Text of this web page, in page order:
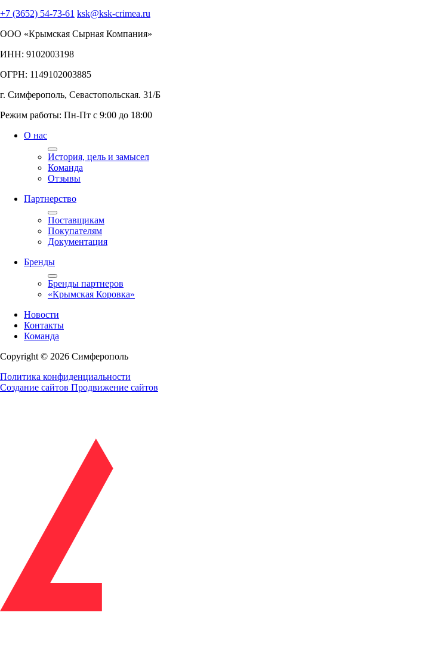
+7 (3652) 54-73-61 ksk@ksk-crimea.ru
ООО «Крымская Сырная Компания»
ИНН: 9102003198
ОГРН: 1149102003885
г. Симферополь, Севастопольская. 31/Б
Режим работы: Пн-Пт с 9:00 до 18:00
О нас
История, цель и замысел
Команда
Отзывы
Партнерство
Поставщикам
Покупателям
Документация
Бренды
Бренды партнеров
«Крымская Коровка»
Новости
Контакты
Команда
Copyright © 2026 Симферополь
Политика конфиденциальности
Создание сайтов Продвижение сайтов